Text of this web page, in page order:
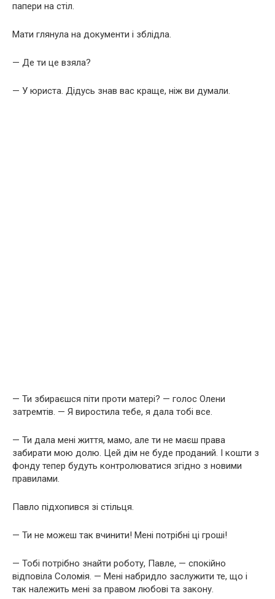
папери на стіл.
Мати глянула на документи і зблідла.
— Де ти це взяла?
— У юриста. Дідусь знав вас краще, ніж ви думали.
— Ти збираєшся піти проти матері? — голос Олени
затремтів. — Я виростила тебе, я дала тобі все.
— Ти дала мені життя, мамо, але ти не маєш права
забирати мою долю. Цей дім не буде проданий. І кошти з
фонду тепер будуть контролюватися згідно з новими
правилами.
Павло підхопився зі стільця.
— Ти не можеш так вчинити! Мені потрібні ці гроші!
— Тобі потрібно знайти роботу, Павле, — спокійно
відповіла Соломія. — Мені набридло заслужити те, що і
так належить мені за правом любові та закону.